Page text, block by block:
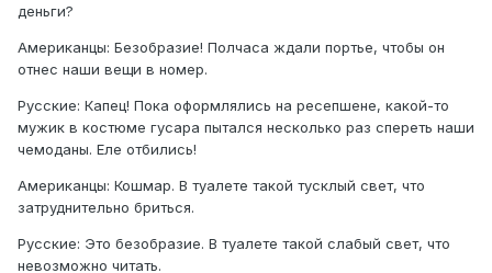
деньги?
Американцы: Безобразие! Полчаса ждали портье, чтобы он
отнес наши вещи в номер.
Русские: Капец! Пока оформлялись на ресепшене, какой-то
мужик в костюме гусара пытался несколько раз спереть наши
чемоданы. Еле отбились!
Американцы: Кошмар. В туалете такой тусклый свет, что
затруднительно бриться.
Русские: Это безобразие. В туалете такой слабый свет, что
невозможно читать.